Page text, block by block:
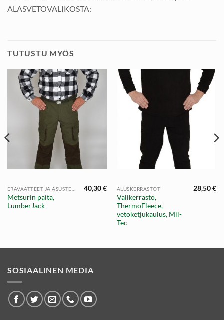
ALASVETOVALIKOSTA:
TUTUSTU MYÖS
Metsurin paita,
LumberJack
40,30€ ALUSKERRASTOT
Välikerrasto,
ThermoFleece,
vetoketjukaulus, Mil-
Tec
28,50€
SOSIAALINEN MEDIA